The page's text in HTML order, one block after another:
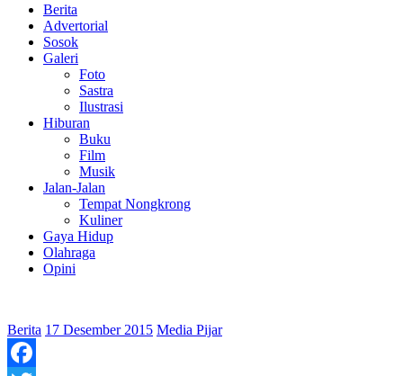
Berita
Advertorial
Sosok
Galeri
Foto
Sastra
Ilustrasi
Hiburan
Buku
Film
Musik
Jalan-Jalan
Tempat Nongkrong
Kuliner
Gaya Hidup
Olahraga
Opini
Berita 17 Desember 2015 Media Pijar